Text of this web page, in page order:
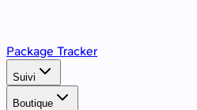
Package Tracker
Suivi
Boutique